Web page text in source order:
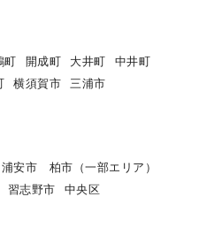
町 開成町 大井町
中井町
横須賀市 三浦市
浦安市 柏市（一部エリア）
習志野市
中央区